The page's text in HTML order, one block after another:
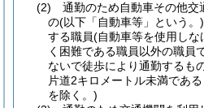
(2)
通勤のため自動車その他交
の(以下「自動車等」という。)
する職員(自動車等を使用しな
く困難である職員以外の職員
ないで徒歩により通勤するも
片道2キロメートル未満であ
を除く。)